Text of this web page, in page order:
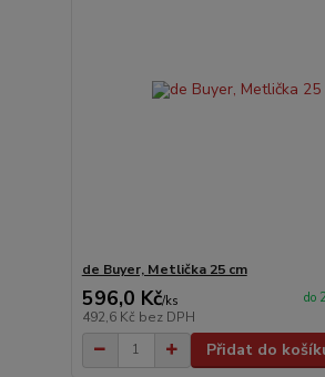
de Buyer, Metlička 25 cm
596,0 Kč/ks
492,6 Kč bez DPH
do
Přidat do